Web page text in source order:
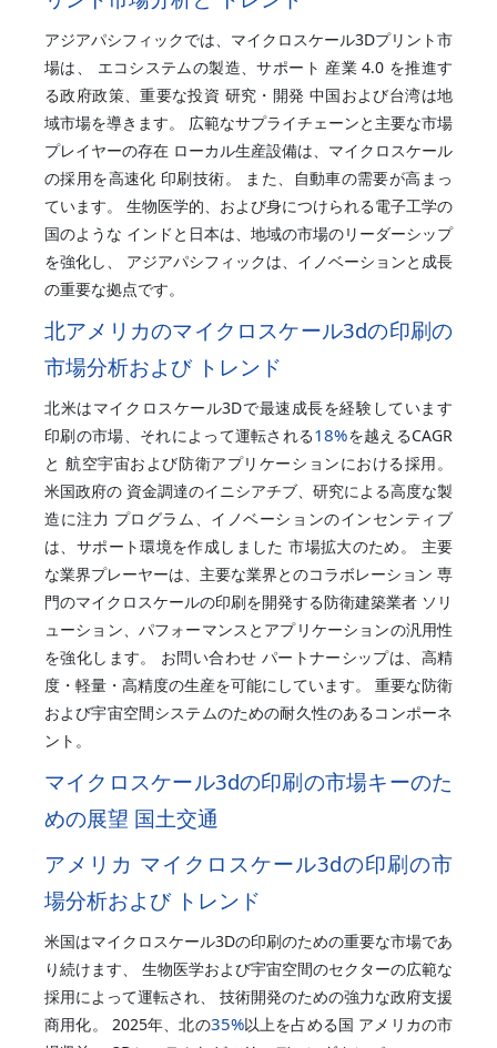
アジアパシフィックでは、マイクロスケール3Dプリント市
場は、 エコシステムの製造、サポート 産業 4.0 を推進す
る政府政策、重要な投資 研究・開発 中国および台湾は地
域市場を導きます。 広範なサプライチェーンと主要な市場
プレイヤーの存在 ローカル生産設備は、マイクロスケール
の採用を高速化 印刷技術。 また、自動車の需要が高まっ
ています。 生物医学的、および身につけられる電子工学の
国のような インドと日本は、地域の市場のリーダーシップ
を強化し、 アジアパシフィックは、イノベーションと成長
の重要な拠点です。
北アメリカのマイクロスケール3dの印刷の
市場分析および トレンド
北米はマイクロスケール3Dで最速成長を経験しています
印刷の市場、それによって運転される18%を越えるCAGR
と 航空宇宙および防衛アプリケーションにおける採用。
米国政府の 資金調達のイニシアチブ、研究による高度な製
造に注力 プログラム、イノベーションのインセンティブ
は、サポート環境を作成しました 市場拡大のため。 主要
な業界プレーヤーは、主要な業界とのコラボレーション 専
門のマイクロスケールの印刷を開発する防衛建築業者 ソリ
ューション、パフォーマンスとアプリケーションの汎用性
を強化します。 お問い合わせ パートナーシップは、高精
度・軽量・高精度の生産を可能にしています。 重要な防衛
および宇宙空間システムのための耐久性のあるコンポーネ
ント。
マイクロスケール3dの印刷の市場キーのた
めの展望 国土交通
アメリカ マイクロスケール3dの印刷の市
場分析および トレンド
米国はマイクロスケール3Dの印刷のための重要な市場であ
り続けます、 生物医学および宇宙空間のセクターの広範な
採用によって運転され、 技術開発のための強力な政府支援
商用化。 2025年、北の35%以上を占める国 アメリカの市